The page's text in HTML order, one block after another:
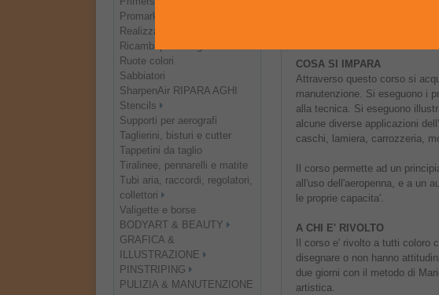
Promarker - Brushmarker
Realizza i tuoi stencils!
Ricambi per aerografi
Ruote colori
Sabbiatori
SharpenAir RIPARA AGHI
Stencils
Supporti per aerografi
Taglierini, bisturi e cutter
Tappetini da taglio
Tiralinee, pennarelli e matite
Tubi aria, raccordi, regolatori,
collettori
Valigette e borse
BODYART & BEAUTY
GRAFICA &
ILLUSTRAZIONE
PINSTRIPING
PULIZIA & MANUTENZIONE
funzione dello spazio a
COSA SI IMPARA
Attraverso questo corso si
manutenzione. Si eseguono i
alla tecnica. Si eseguono
alcune diverse applicazioni
caschi, lamiera, carrozzeria,
Il corso permette ad un
all'uso dell'aeropenna, e a un
le proprie capacita'.
A CHI E' RIVOLTO
Il corso e' rivolto a tutti coloro
disegnare o non hanno
due giorni con il metodo di
artistica.